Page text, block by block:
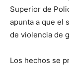
Superior de
apunta a que el
de violencia de
Los hechos se